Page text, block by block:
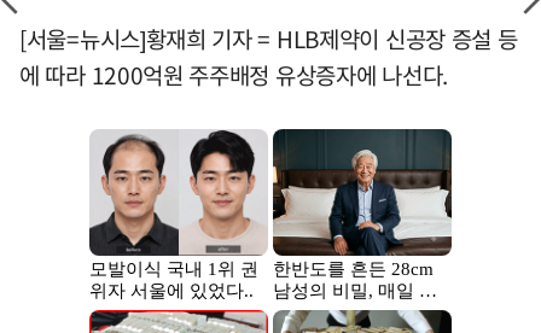
[서울=뉴시스]황재희 기자 = HLB제약이 신공장 증설 등
에 따라 1200억원 주주배정 유상증자에 나선다.